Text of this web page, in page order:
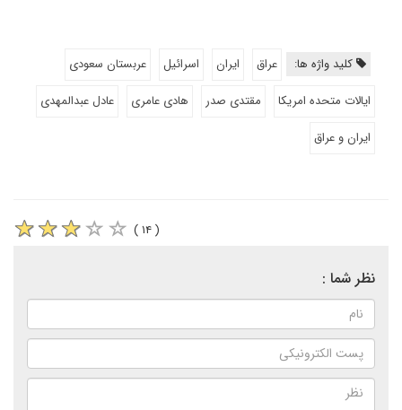
کلید واژه ها: عراق ایران اسرائیل
عربستان سعودی
ایالات متحده امریکا
مقتدی صدر هادی عامری
عادل عبدالمهدی
ایران و عراق
( ۱۴ )
نظر شما :